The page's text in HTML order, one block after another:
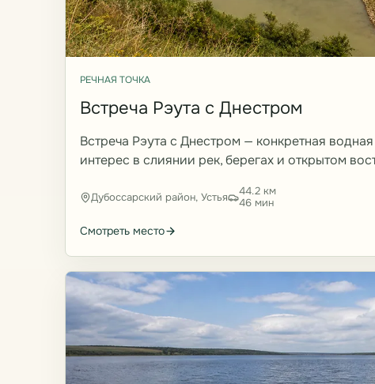
РЕЧНАЯ ТОЧКА
Встреча Рэута с Днестром
Встреча Рэута с Днестром — конкретная водная
интерес в слиянии рек, берегах и открытом
Дубоссарский район, Устья
44.2 км
46 мин
Смотреть место